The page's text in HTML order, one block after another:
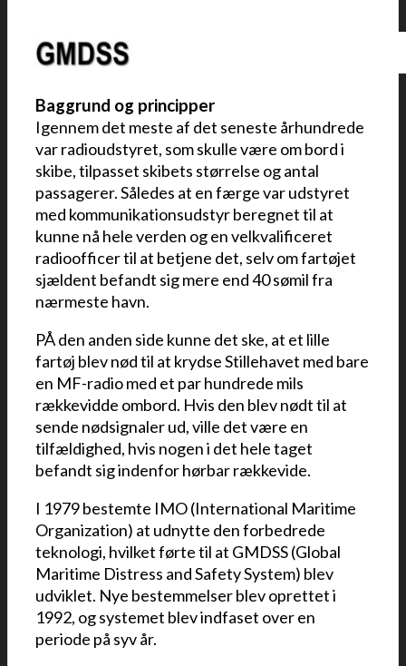
Baggrund og principper
Igennem det meste af det seneste århundrede
var radioudstyret, som skulle være om bord i
skibe, tilpasset skibets størrelse og antal
passagerer. Således at en færge var udstyret
med kommunikationsudstyr beregnet til at
kunne nå hele verden og en velkvalificeret
radioofficer til at betjene det, selv om fartøjet
sjældent befandt sig mere end 40 sømil fra
nærmeste havn.
PÅ den anden side kunne det ske, at et lille
fartøj blev nød til at krydse Stillehavet med bare
en MF-radio med et par hundrede mils
rækkevidde ombord. Hvis den blev nødt til at
sende nødsignaler ud, ville det være en
tilfældighed, hvis nogen i det hele taget
befandt sig indenfor hørbar rækkevide.
I 1979 bestemte IMO (International Maritime
Organization) at udnytte den forbedrede
teknologi, hvilket førte til at GMDSS (Global
Maritime Distress and Safety System) blev
udviklet. Nye bestemmelser blev oprettet i
1992, og systemet blev indfaset over en
periode på syv år.